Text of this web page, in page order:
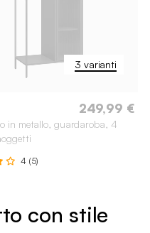
3 varianti
249,99 €
in metallo, guardaroba, 4
4 (5)
con stile